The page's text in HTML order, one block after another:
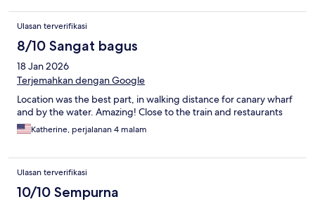
Ulasan terverifikasi
8/10 Sangat bagus
18 Jan 2026
Terjemahkan dengan Google
Location was the best part, in walking distance for canary wharf
and by the water. Amazing! Close to the train and restaurants
Katherine, perjalanan 4 malam
Ulasan terverifikasi
10/10 Sempurna